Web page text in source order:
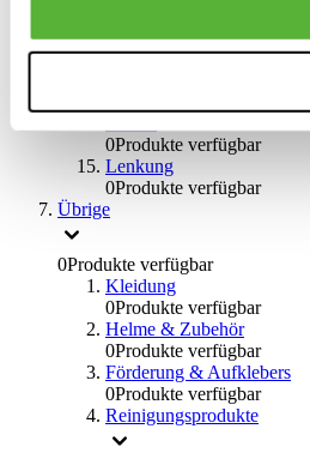
Handbremsen
0Produkte verfügbar
0Produkte verfügbar
Lenkung
0Produkte verfügbar
Übrige
0Produkte verfügbar
Kleidung
0Produkte verfügbar
Helme & Zubehör
0Produkte verfügbar
Förderung & Aufklebers
0Produkte verfügbar
Reinigungsprodukte